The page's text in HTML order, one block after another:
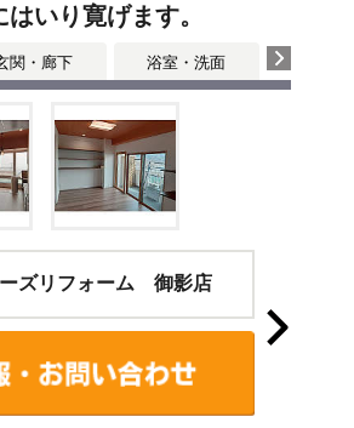
いり寛げます。
関・廊下 浴室・洗面
ズリフォーム 御影店